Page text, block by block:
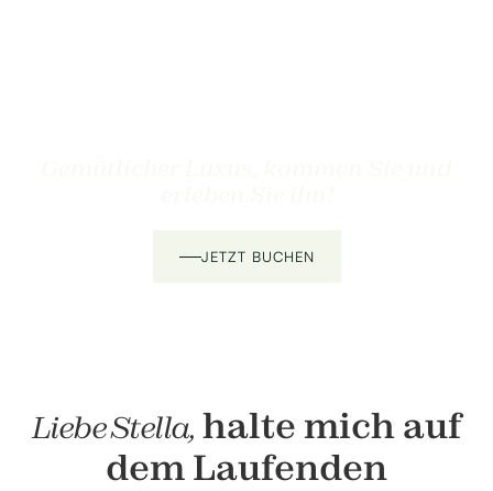
JETZT BUCHEN
Liebe Stella, halte mich auf
dem Laufenden